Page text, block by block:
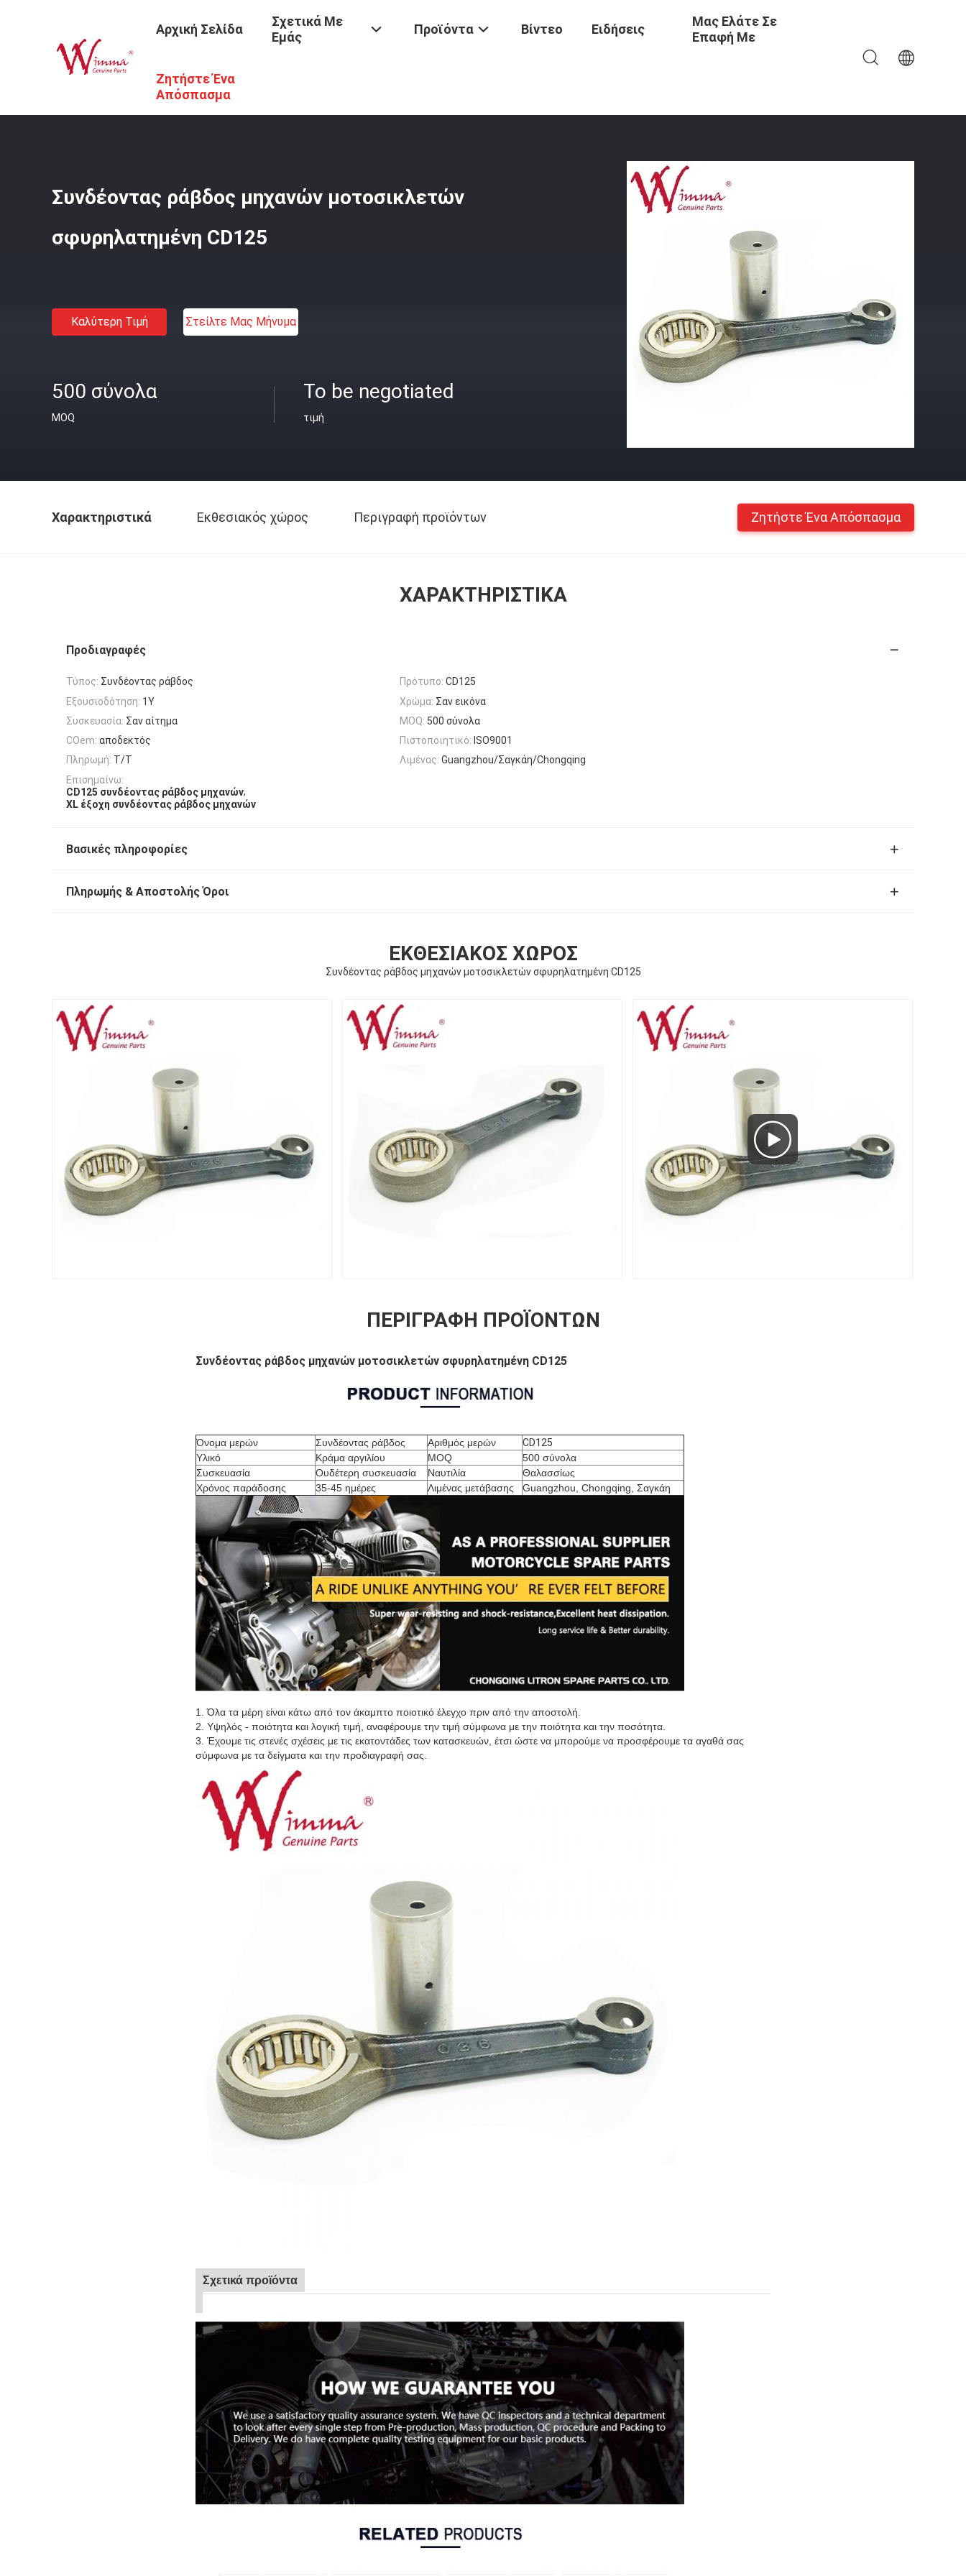
Αρχική Σελίδα
Σχετικά Με
Εμάς
Προϊόντα Βίντεο Ειδήσεις
Μας Ελάτε Σε
Επαφή Με
Ζητήστε Ένα
Απόσπασμα
Αρχική Σελίδα Προϊόντα / Ανταλλακτικά Μηχανών Μοτοσικλετών
Συνδέοντας ράβδος μηχανών μοτοσικλετών
σφυρηλατημένη CD125
Καλύτερη Τιμή Στείλτε Μας Μήνυμα
500 σύνολα
MOQ
To be negotiated
τιμή
Χαρακτηριστικά Εκθεσιακός χώρος Περιγραφή προϊόντων Ζητήστε Ένα Απόσπασμα
ΧΑΡΑΚΤΗΡΙΣΤΙΚΆ
Προδιαγραφές
Τύπος: Συνδέοντας ράβδος Πρότυπο: CD125
Εξουσιοδότηση: 1Y Χρώμα: Σαν εικόνα
Συσκευασία: Σαν αίτημα MOQ: 500 σύνολα
COem: αποδεκτός Πιστοποιητικό: ISO9001
Πληρωμή: T/T Λιμένας: Guangzhou/Σαγκάη/Chongqing
Επισημαίνω:
CD125 συνδέοντας ράβδος μηχανών,
XL έξοχη συνδέοντας ράβδος μηχανών
Βασικές πληροφορίες
Πληρωμής & Αποστολής Όροι
ΕΚΘΕΣΙΑΚΌΣ ΧΏΡΟΣ
Συνδέοντας ράβδος μηχανών μοτοσικλετών σφυρηλατημένη CD125
ΠΕΡΙΓΡΑΦΉ ΠΡΟΪΌΝΤΩΝ
Συνδέοντας ράβδος μηχανών μοτοσικλετών σφυρηλατημένη CD125
Όνομα μερών Συνδέοντας ράβδος Αριθμός μερών
CD125
Υλικό
Κράμα αργιλίου MOQ
500 σύνολα
Συσκευασία
Ουδέτερη συσκευασία Ναυτιλία
Θαλασσίως
Χρόνος παράδοσης
35-45 ημέρες Λιμένας μετάβασης Guangzhou, Chongqing, Σαγκάη
1. Όλα τα μέρη είναι κάτω από τον άκαμπτο ποιοτικό έλεγχο πριν από την αποστολή.
2. Υψηλός - ποιότητα και λογική τιμή, αναφέρουμε την τιμή σύμφωνα με την ποιότητα και την ποσότητα.
3. Έχουμε τις στενές σχέσεις με τις εκατοντάδες των κατασκευών, έτσι ώστε να μπορούμε να προσφέρουμε τα αγαθά σας
σύμφωνα με τα δείγματα και την προδιαγραφή σας.
Σχετικά προϊόντα